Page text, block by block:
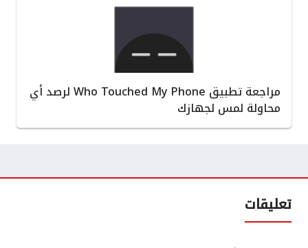
مراجعة تطبيق Who Touched My Phone لرصد أي
محاولة لمس لجهازك
تعليقات